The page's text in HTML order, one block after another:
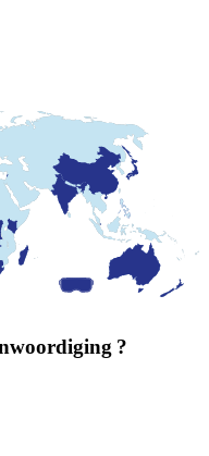
?